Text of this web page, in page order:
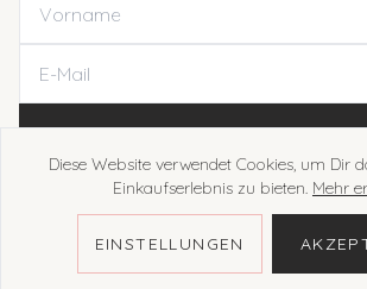
ANMELDEN
©2026Allerliebst by Lara Eikelmann. All
Diese Website verwendet Cookies, um Dir
Einkaufserlebnis zu bieten. Mehr
EINSTELLUNGEN